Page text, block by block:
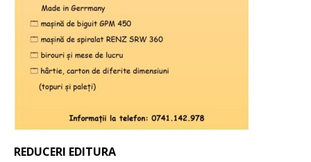
REDUCERI EDITURA